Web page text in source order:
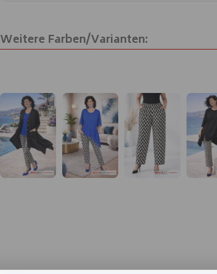
e
:
Weitere Farben/Varianten: